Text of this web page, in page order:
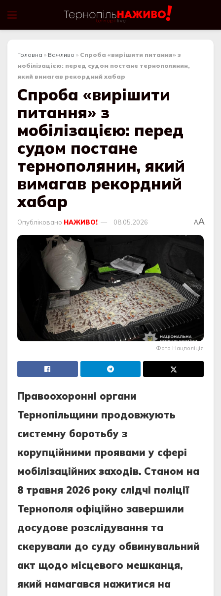
Головна » Важливо » Спроба «вирішити питання» з
мобілізацією: перед судом постане тернополянин,
який вимагав рекордний хабар
Спроба «вирішити
питання» з
мобілізацією: перед
судом постане
тернополянин, який
вимагав рекордний
хабар
Опубліковано НАЖИВО! 08.05.2026 AA
Фото Нацполіція
Правоохоронні органи
Тернопільщини продовжують
системну боротьбу з
корупційними проявами у сфері
мобілізаційних заходів. Станом на
8 травня 2026 року слідчі поліції
Тернополя офіційно завершили
досудове розслідування та
скерували до суду обвинувальний
акт щодо місцевого мешканця,
який намагався нажитися на